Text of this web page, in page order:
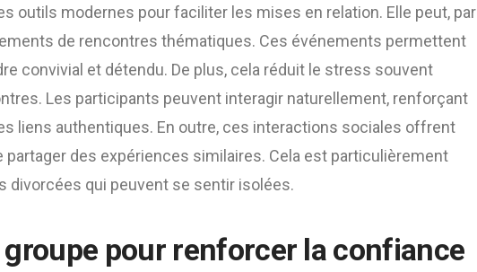
outils modernes pour faciliter les mises en relation. Elle peut, par
de rencontres thématiques. Ces événements permettent
convivial et détendu. De plus, cela réduit le stress souvent
Les participants peuvent interagir naturellement, renforçant
liens authentiques. En outre, ces interactions sociales offrent
des expériences similaires. Cela est particulièrement
divorcées qui peuvent se sentir isolées.
groupe pour renforcer la confiance